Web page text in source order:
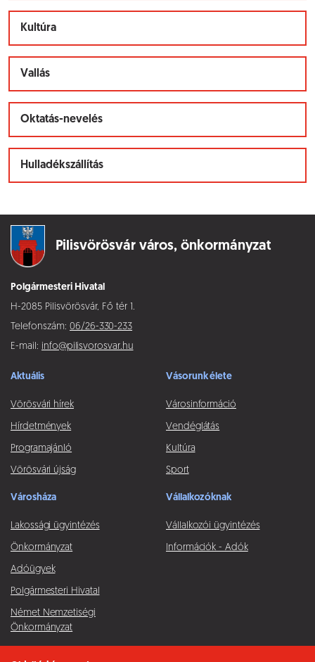
Kultúra
Vallás
Oktatás-nevelés
Hulladékszállítás
Pilisvörösvár város, önkormányzat
Polgármesteri Hivatal
H-2085 Pilisvörösvár, Fő tér 1.
Telefonszám: 06/26-330-233
E-mail: info@pilisvorosvar.hu
Aktuális
Vörösvári hírek
Hírdetmények
Programajánló
Vörösvári újság
Vásorunk élete
Városinformáció
Vendéglátás
Kultúra
Sport
Városháza
Lakossági ügyintézés
Önkormányzat
Adóügyek
Polgármesteri Hivatal
Német Nemzetiségi
Önkormányzat
Vállalkozóknak
Vállalkozói ügyintézés
Információk - Adók